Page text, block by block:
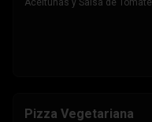
Aceitunas y Salsa de Tomate
Pizza Vegetariana